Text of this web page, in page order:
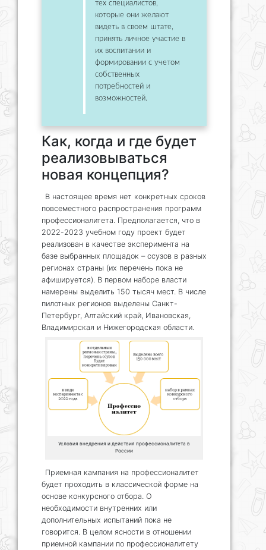
тех специалистов,
которые они желают
видеть в своем штате,
принять личное участие в
их воспитании и
формировании с учетом
собственных
потребностей и
возможностей.
Как, когда и где будет
реализовываться
новая концепция?
В настоящее время нет конкретных сроков
повсеместного распространения программ
профессионалитета. Предполагается, что в
2022-2023 учебном году проект будет
реализован в качестве эксперимента на
базе выбранных площадок – ссузов в разных
регионах страны (их перечень пока не
афишируется). В первом наборе власти
намерены выделить 150 тысяч мест. В числе
пилотных регионов выделены Санкт-
Петербург, Алтайский край, Ивановская,
Владимирская и Нижегородская области.
Условия внедрения и действия профессионалитета в
России
Приемная кампания на профессионалитет
будет проходить в классической форме на
основе конкурсного отбора. О
необходимости внутренних или
дополнительных испытаний пока не
говорится. В целом ясности в отношении
приемной кампании по профессионалитету